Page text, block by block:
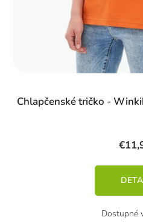
Chlapčenské tričko -